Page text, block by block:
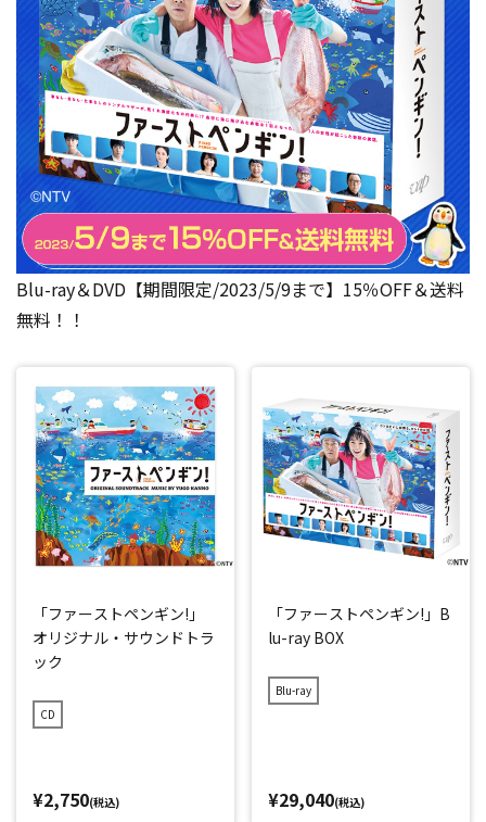
Blu-ray＆DVD【期間限定/2023/5/9まで】15％OFF＆送料
無料！！
「ファーストペンギン!」
オリジナル・サウンドトラ
ック
CD
¥2,750(税込)
「ファーストペンギン!」B
lu-ray BOX
Blu-ray
¥29,040(税込)